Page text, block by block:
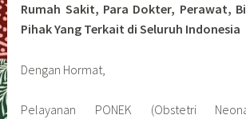
Rumah Sakit, Para Dokter, Perawat,
Pihak Yang Terkait di Seluruh Indonesia
Dengan Hormat,
Pelayanan PONEK (Obstetri